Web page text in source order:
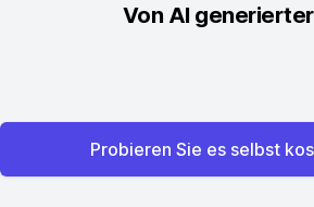
Von AI
Probieren Sie es selbst